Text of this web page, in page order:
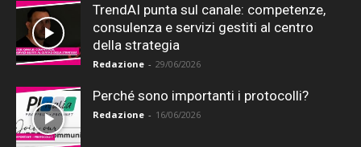
TrendAI punta sul canale: competenze,
consulenza e servizi gestiti al centro
della strategia
Redazione - 29/06/2026
Perché sono importanti i protocolli?
Redazione - 16/06/2026